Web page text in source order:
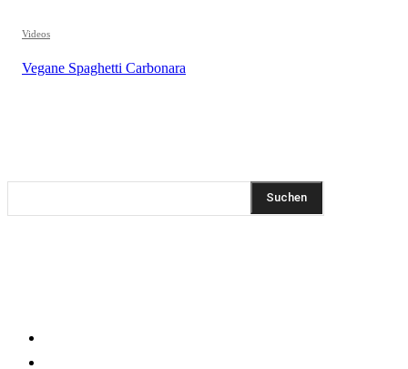
Videos
Vegane Spaghetti Carbonara
Suchen